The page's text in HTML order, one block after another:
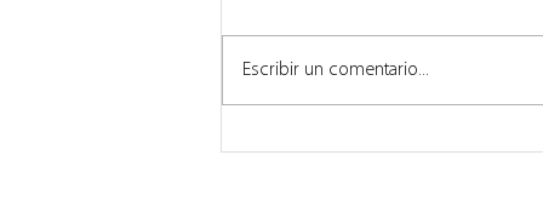
Escribir un comentario...